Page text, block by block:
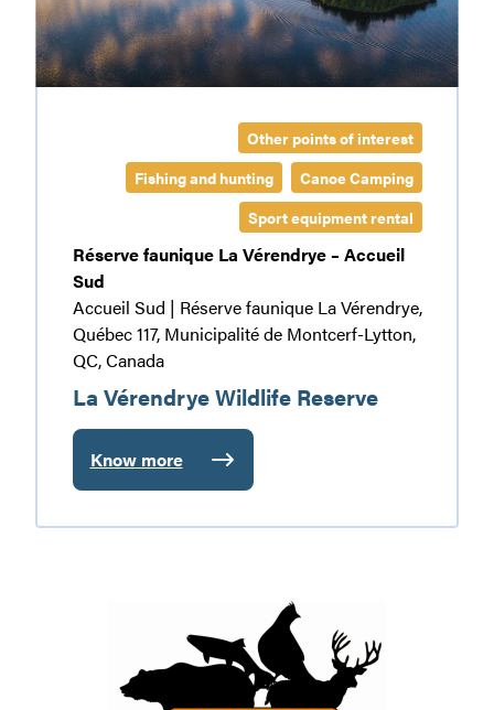
Other points of interest
Fishing and hunting
Canoe Camping
Sport equipment rental
Réserve faunique La Vérendrye – Accueil
Sud
Accueil Sud | Réserve faunique La Vérendrye,
Québec 117, Municipalité de Montcerf-Lytton,
QC, Canada
La Vérendrye Wildlife Reserve
Know more
:
La
Vérendrye